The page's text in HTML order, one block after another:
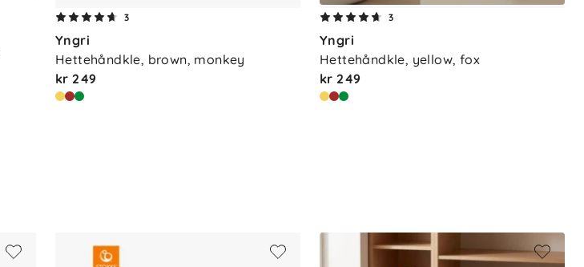
3
Yngri
Hettehåndkle, brown, monkey
kr 249
3
Yngri
Hettehåndkle, yellow, fox
kr 249